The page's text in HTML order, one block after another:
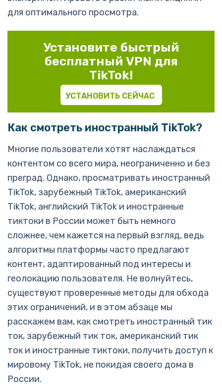
для оптимального просмотра.
Установите быстрый
бесплатный VPN для
TikTok!
УСТАНОВИТЬ СЕЙЧАС
Как смотреть иностранный TikTok?
Многие пользователи хотят наслаждаться
контентом со всего мира, неограниченно и без
преград. Однако, просматривать иностранный
TikTok, зарубежный TikTok, американский
TikTok, английский TikTok и иностранные
тиктоки в России может быть немного
сложнее, чем кажется на первый взгляд, ведь
алгоритмы платформы часто предлагают
контент, адаптированный под интересы и
геолокацию пользователя. Не волнуйтесь,
существуют проверенные методы для обхода
этих ограничений, и в этом абзаце мы
расскажем вам, как смотреть иностранный тик
ток, зарубежный тик ток, американский тик
ток и иностранные тиктоки, получить доступ к
мировому TikTok, не покидая своего дома в
России.